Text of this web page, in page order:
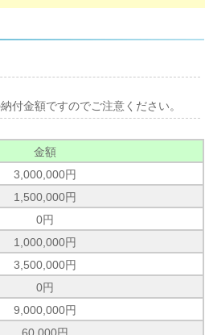
付金額ですのでご注意ください。
金額
3,000,000円
1,500,000円
0円
1,000,000円
3,500,000円
0円
9,000,000円